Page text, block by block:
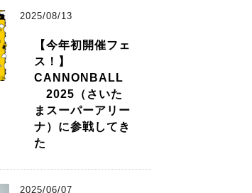
2025/08/13
【今年初開催フェ
ス！】
CANNONBALL
2025（さいた
まスーパーアリー
ナ）に参戦してき
た
2025/06/07